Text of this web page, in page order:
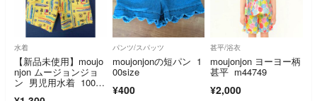
水着
【新品未使用】moujo
njon ムージョンジョ
ン 男児用水着 100セ
パンツ/スパッツ
moujonjonの短パン 1
00size
¥400
甚平/浴衣
moujonjon ヨーヨー柄
甚平 m44749
¥2,000